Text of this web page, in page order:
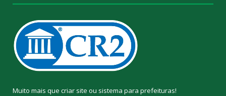
Muito mais que criar site ou sistema para prefeituras!